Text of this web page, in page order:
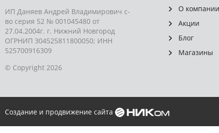
ИП Даняев Андрей Владимирович с-
во серия 52 № 001045480 от
27.04.2004г. г. Нижний Новгород
ОГРНИП 304525811800050; ИНН
525700916309
© Copyright 2026
О компании
Акции
Блог
Магазины
Создание и продвижение сайта